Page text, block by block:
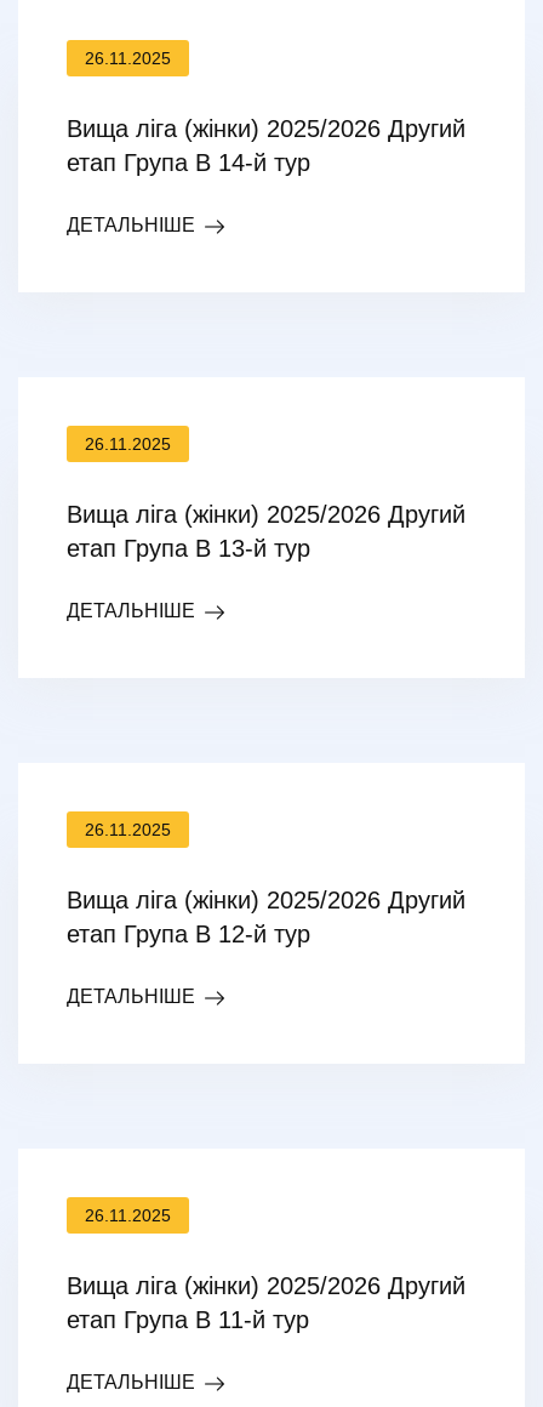
26.11.2025
Вища ліга (жінки) 2025/2026 Другий
етап Група В 14-й тур
ДЕТАЛЬНІШЕ
26.11.2025
Вища ліга (жінки) 2025/2026 Другий
етап Група В 13-й тур
ДЕТАЛЬНІШЕ
26.11.2025
Вища ліга (жінки) 2025/2026 Другий
етап Група В 12-й тур
ДЕТАЛЬНІШЕ
26.11.2025
Вища ліга (жінки) 2025/2026 Другий
етап Група В 11-й тур
ДЕТАЛЬНІШЕ